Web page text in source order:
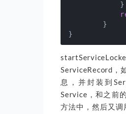
            }
        }
ServiceRecord，
息，并封装到
Service，和之前
方法中，然后又